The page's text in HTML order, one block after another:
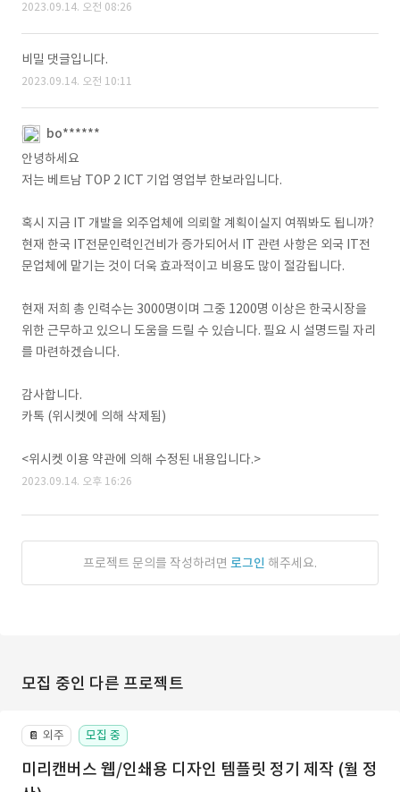
2023.09.14. 오전 08:26
비밀 댓글입니다.
2023.09.14. 오전 10:11
bo******
안녕하세요
저는 베트남 TOP 2 ICT 기업 영업부 한보라입니다.
혹시 지금 IT 개발을 외주업체에 의뢰할 계획이실지 여쭤봐도 됩니까?
현재 한국 IT전문인력인건비가 증가되어서 IT 관련 사항은 외국 IT전
문업체에 맡기는 것이 더욱 효과적이고 비용도 많이 절감됩니다.
현재 저희 총 인력수는 3000명이며 그중 1200명 이상은 한국시장을
위한 근무하고 있으니 도움을 드릴 수 있습니다. 필요 시 설명드릴 자리
를 마련하겠습니다.
감사합니다.
카톡 (위시켓에 의해 삭제됨)
<위시켓 이용 약관에 의해 수정된 내용입니다.>
2023.09.14. 오후 16:26
프로젝트 문의를 작성하려면 로그인 해주세요.
모집 중인 다른 프로젝트
📔 외주 모집 중
미리캔버스 웹/인쇄용 디자인 템플릿 정기 제작 (월 정